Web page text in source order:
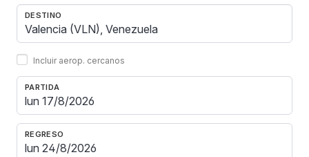
DESTINO
Incluir aerop. cercanos
PARTIDA
REGRESO